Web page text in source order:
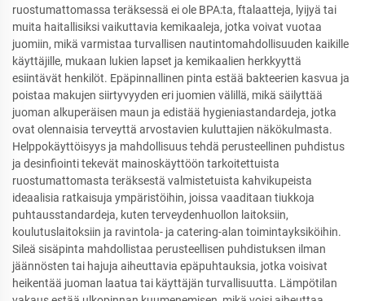
ruostumattomassa teräksessä ei ole BPA:ta, ftalaatteja, lyijyä tai
muita haitallisiksi vaikuttavia kemikaaleja, jotka voivat vuotaa
juomiin, mikä varmistaa turvallisen nautintomahdollisuuden kaikille
käyttäjille, mukaan lukien lapset ja kemikaalien herkkyyttä
esiintävät henkilöt. Epäpinnallinen pinta estää bakteerien kasvua ja
poistaa makujen siirtyvyyden eri juomien välillä, mikä säilyttää
juoman alkuperäisen maun ja edistää hygieniastandardeja, jotka
ovat olennaisia terveyttä arvostavien kuluttajien näkökulmasta.
Helppokäyttöisyys ja mahdollisuus tehdä perusteellinen puhdistus
ja desinfiointi tekevät mainoskäyttöön tarkoitettuista
ruostumattomasta teräksestä valmistetuista kahvikupeista
ideaalisia ratkaisuja ympäristöihin, joissa vaaditaan tiukkoja
puhtausstandardeja, kuten terveydenhuollon laitoksiin,
koulutuslaitoksiin ja ravintola- ja catering-alan toimintayksiköihin.
Sileä sisäpinta mahdollistaa perusteellisen puhdistuksen ilman
jäännösten tai hajuja aiheuttavia epäpuhtauksia, jotka voisivat
heikentää juoman laatua tai käyttäjän turvallisuutta. Lämpötilan